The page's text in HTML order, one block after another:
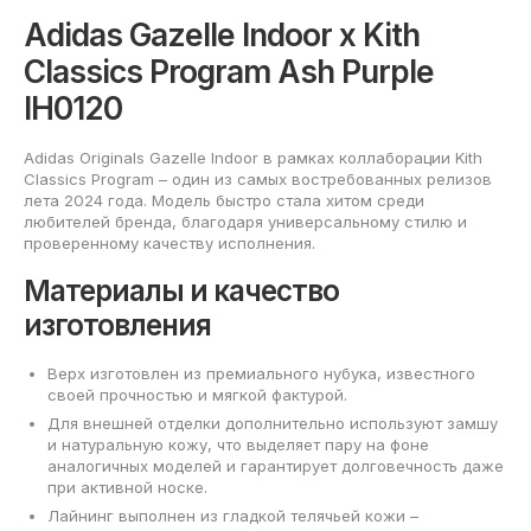
Adidas Gazelle Indoor x Kith
Classics Program Ash Purple
IH0120
Adidas Originals Gazelle Indoor в рамках коллаборации Kith
Classics Program – один из самых востребованных релизов
лета 2024 года. Модель быстро стала хитом среди
любителей бренда, благодаря универсальному стилю и
проверенному качеству исполнения.
Материалы и качество
изготовления
Верх изготовлен из премиального нубука, известного
своей прочностью и мягкой фактурой.
Для внешней отделки дополнительно используют замшу
и натуральную кожу, что выделяет пару на фоне
аналогичных моделей и гарантирует долговечность даже
при активной носке.
Лайнинг выполнен из гладкой телячьей кожи –